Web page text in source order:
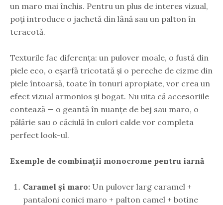
un maro mai închis. Pentru un plus de interes vizual,
poți introduce o jachetă din lână sau un palton în
teracotă.
Texturile fac diferența: un pulover moale, o fustă din
piele eco, o eșarfă tricotată și o pereche de cizme din
piele întoarsă, toate în tonuri apropiate, vor crea un
efect vizual armonios și bogat. Nu uita că accesoriile
contează — o geantă în nuanțe de bej sau maro, o
pălărie sau o căciulă în culori calde vor completa
perfect look-ul.
Exemple de combinații monocrome pentru iarnă
Caramel și maro: Un pulover larg caramel +
pantaloni conici maro + palton camel + botine